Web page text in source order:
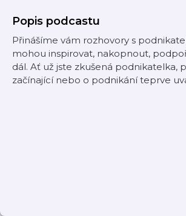
Popis podcastu
Přinášíme vám rozhovory s
mohou inspirovat, nakopnout,
dál. Ať už jste zkušená podnikatelka,
začínající nebo o podnikání teprve